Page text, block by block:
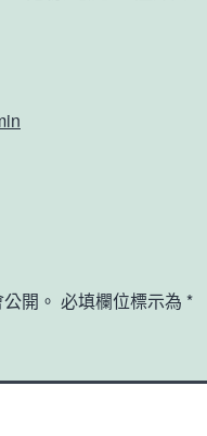
開。 必填欄位標示為 *